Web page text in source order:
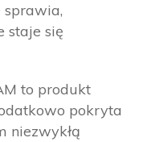
sprawia,
staje się
to produkt
pokryta
niezwykłą